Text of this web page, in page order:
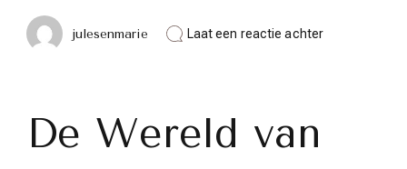
julesenmarie Laat een reactie achterop
De Wereld van